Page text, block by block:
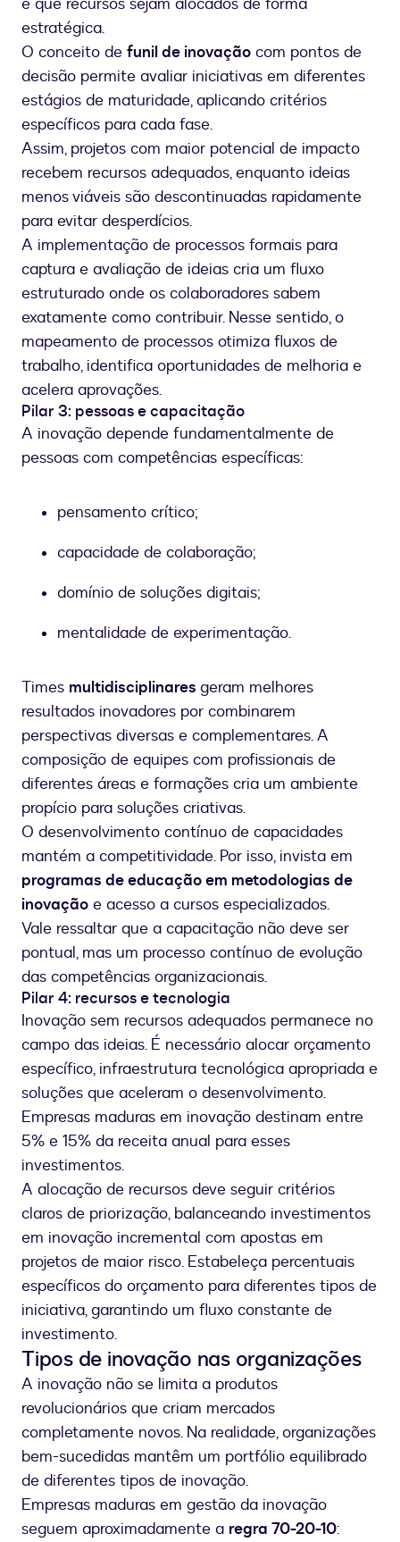
estratégica.
O conceito de funil de inovação com pontos de
decisão permite avaliar iniciativas em diferentes
estágios de maturidade, aplicando critérios
específicos para cada fase.
Assim, projetos com maior potencial de impacto
recebem recursos adequados, enquanto ideias
menos viáveis são descontinuadas rapidamente
para evitar desperdícios.
A implementação de processos formais para
captura e avaliação de ideias cria um fluxo
estruturado onde os colaboradores sabem
exatamente como contribuir. Nesse sentido, o
mapeamento de processos otimiza fluxos de
trabalho, identifica oportunidades de melhoria e
acelera aprovações.
Pilar 3: pessoas e capacitação
A inovação depende fundamentalmente de
pessoas com competências específicas:
pensamento crítico;
capacidade de colaboração;
domínio de soluções digitais;
mentalidade de experimentação.
Times multidisciplinares geram melhores
resultados inovadores por combinarem
perspectivas diversas e complementares. A
composição de equipes com profissionais de
diferentes áreas e formações cria um ambiente
propício para soluções criativas.
O desenvolvimento contínuo de capacidades
mantém a competitividade. Por isso, invista em
programas de educação em metodologias de
inovação e acesso a cursos especializados.
Vale ressaltar que a capacitação não deve ser
pontual, mas um processo contínuo de evolução
das competências organizacionais.
Pilar 4: recursos e tecnologia
Inovação sem recursos adequados permanece no
campo das ideias. É necessário alocar orçamento
específico, infraestrutura tecnológica apropriada e
soluções que aceleram o desenvolvimento.
Empresas maduras em inovação destinam entre
5% e 15% da receita anual para esses
investimentos.
A alocação de recursos deve seguir critérios
claros de priorização, balanceando investimentos
em inovação incremental com apostas em
projetos de maior risco. Estabeleça percentuais
específicos do orçamento para diferentes tipos de
iniciativa, garantindo um fluxo constante de
investimento.
Tipos de inovação nas organizações
A inovação não se limita a produtos
revolucionários que criam mercados
completamente novos. Na realidade, organizações
bem-sucedidas mantêm um portfólio equilibrado
de diferentes tipos de inovação.
Empresas maduras em gestão da inovação
seguem aproximadamente a regra 70-20-10: